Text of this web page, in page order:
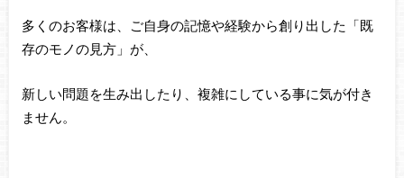
多くのお客様は、ご自身の記憶や経験から創り出した「既
存のモノの見方」が、
新しい問題を生み出したり、複雑にしている事に気が付き
ません。